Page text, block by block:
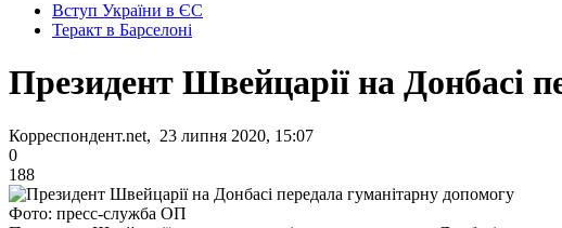
Вступ України в ЄС
Теракт в Барселоні
Президент Швейцарії на Донбасі
Корреспондент.net, 23 липня 2020, 15:07
0
188
Фото: пресс-служба ОП